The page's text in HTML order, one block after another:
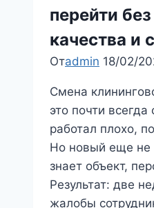
перейти
качества и
Отadmin 18/02/
Смена
это почти
работал плохо,
Но новый еще не
знает объект,
Результат: две
жалобы